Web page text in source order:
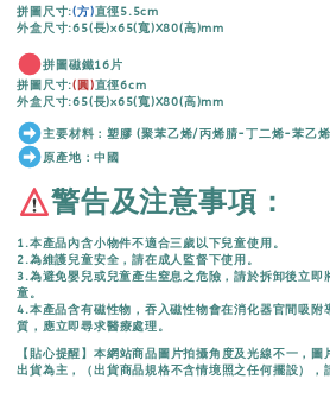
拼圖尺寸:(方)直徑5.5cm
外盒尺寸:65(長)x65(寬)X80(高)mm
拼圖磁鐵16片
拼圖尺寸:(圓)直徑6cm
外盒尺寸:65(長)x65(寬)X80(高)mm
主要材料：塑膠 (聚苯乙烯/丙烯腈-丁二烯-苯乙
原產地：中國
警告及注意事項：
1.本產品內含小物件不適合三歲以下兒童使用。
2.為維護兒童安全，請在成人監督下使用。
3.為避免嬰兒或兒童產生窒息之危險，請於拆卸後立即
童。
4.本產品含有磁性物，吞入磁性物會在消化器官間吸附
質，應立即尋求醫療處理。
【貼心提醒】本網站商品圖片拍攝角度及光線不一，
出貨為主，（出貨商品規格不含情境照之任何擺設），